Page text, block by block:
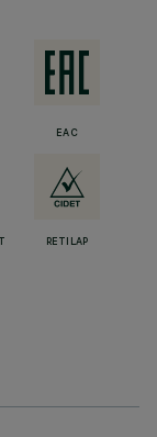
EAC
RETILAP